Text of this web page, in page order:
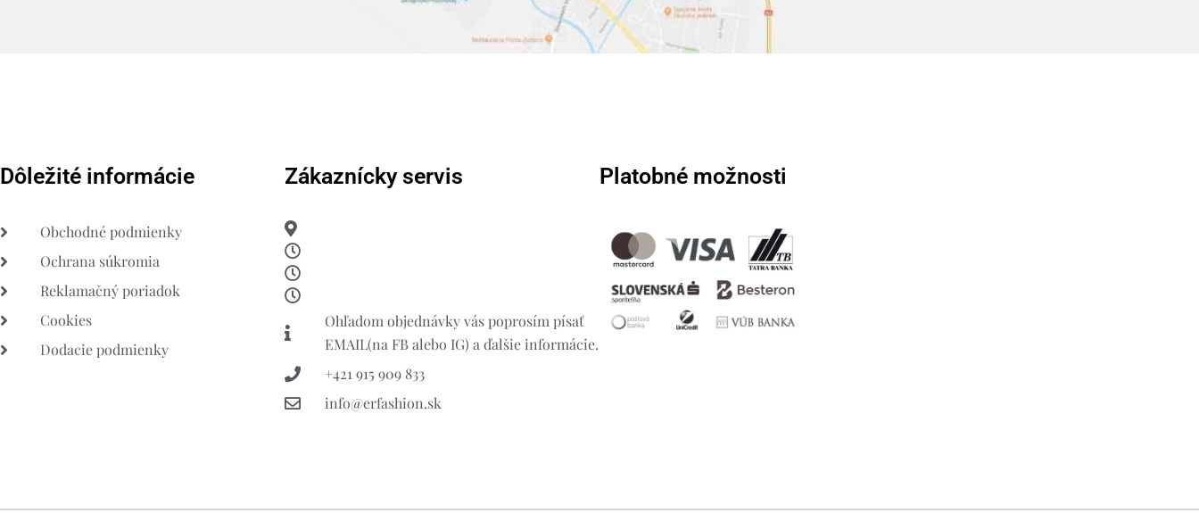
Dôležité informácie
Obchodné podmienky
Ochrana súkromia
Reklamačný poriadok
Cookies
Dodacie podmienky
Zákaznícky servis
Ohľadom objednávky vás poprosím písať
EMAIL(na FB alebo IG) a ďalšie informácie.
+421 915 909 833
info@erfashion.sk
Platobné možnosti